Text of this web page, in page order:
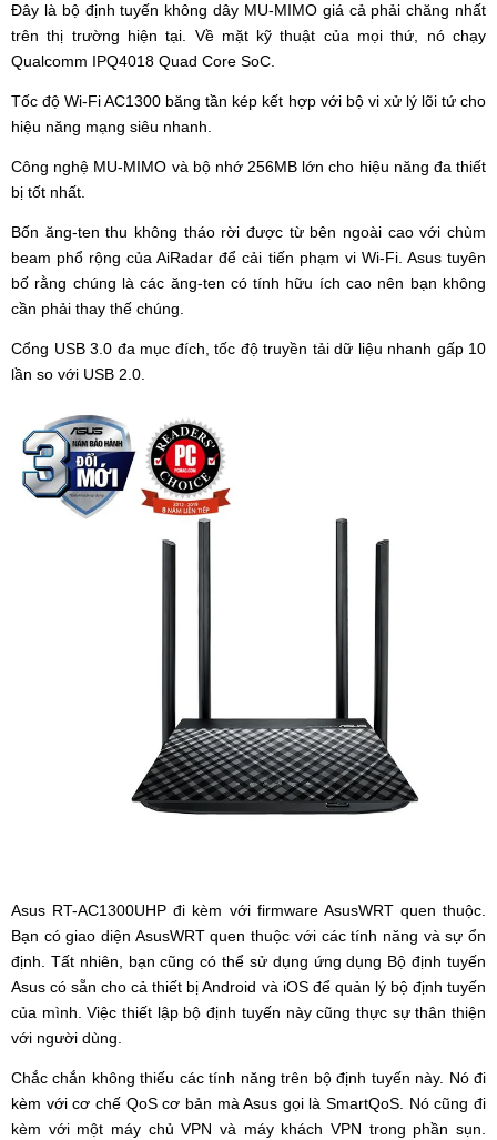
Đây là bộ định tuyến không dây MU-MIMO giá cả phải chăng nhất
trên thị trường hiện tại. Về mặt kỹ thuật của mọi thứ, nó chạy
Qualcomm IPQ4018 Quad Core SoC.
Tốc độ Wi-Fi AC1300 băng tần kép kết hợp với bộ vi xử lý lõi tứ cho
hiệu năng mạng siêu nhanh.
Công nghệ MU-MIMO và bộ nhớ 256MB lớn cho hiệu năng đa thiết
bị tốt nhất.
Bốn ăng-ten thu không tháo rời được từ bên ngoài cao với chùm
beam phổ rộng của AiRadar để cải tiến phạm vi Wi-Fi. Asus tuyên
bố rằng chúng là các ăng-ten có tính hữu ích cao nên bạn không
cần phải thay thế chúng.
Cổng USB 3.0 đa mục đích, tốc độ truyền tải dữ liệu nhanh gấp 10
lần so với USB 2.0.
Asus RT-AC1300UHP đi kèm với firmware AsusWRT quen thuộc.
Bạn có giao diện AsusWRT quen thuộc với các tính năng và sự ổn
định. Tất nhiên, bạn cũng có thể sử dụng ứng dụng Bộ định tuyến
Asus có sẵn cho cả thiết bị Android và iOS để quản lý bộ định tuyến
của mình. Việc thiết lập bộ định tuyến này cũng thực sự thân thiện
với người dùng.
Chắc chắn không thiếu các tính năng trên bộ định tuyến này. Nó đi
kèm với cơ chế QoS cơ bản mà Asus gọi là SmartQoS. Nó cũng đi
kèm với một máy chủ VPN và máy khách VPN trong phần sụn.